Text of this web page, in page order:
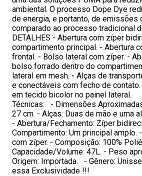
ambiental. O processo Dope Dye
de energia, e portanto, de emissões
comparado ao processo tradicional
DETALHES - Abertura com zíper
compartimento principal. - Abertura
frontal. - Bolso lateral com zíper. -
bolso forrado dentro do
lateral em mesh. - Alças de
e conectáveis com fecho de
em tecido bicolor no painel lateral.
Técnicas: - Dimensões
27 cm. - Alças: Duas de mão e uma
- Abertura/Fechamento: Zíper
Compartimento: Um principal amplo.
com zíper. - Composição: 100%
Capacidade/Volume: 47L. - Peso
Origem: Importada. - Gênero:
essa Exclusividade !!!